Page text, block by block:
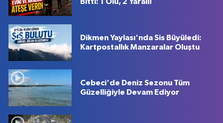
Bitti: 1 Ölü, 2 Yaralı!
Dikmen Yaylası'nda Sis Büyüledi:
Kartpostallık Manzaralar Oluştu
Cebeci'de Deniz Sezonu Tüm
Güzelliğiyle Devam Ediyor